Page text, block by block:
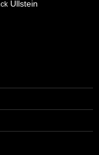
Ullstein